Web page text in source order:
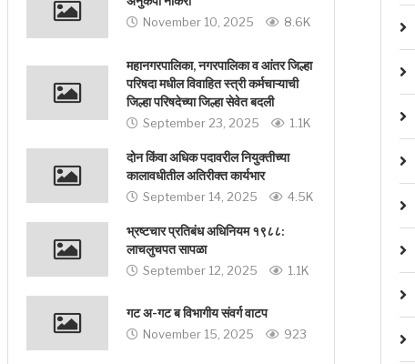
November 10, 2025 8.6K
महानगरपालिका, नगरपालिका व आंतर जिल्हा
परिषदा मधील विवाहित स्त्री कर्मचाऱ्याची
जिल्हा परिषदेच्या जिल्हा सेवेत बदली
September 23, 2025 1.1K
दोन किंवा अधिक पदावरील नियुक्तीच्या
कालावधीतील अतिरीक्त कार्यभार
September 14, 2025 4.5K
भ्रष्टचार प्रतिबंध अधिनियम १९८८:
लाचलुचपत सापळा
September 12, 2025 1.1K
गट अ-गट ब विभागीय संवर्ग वाटप
November 15, 2025 923